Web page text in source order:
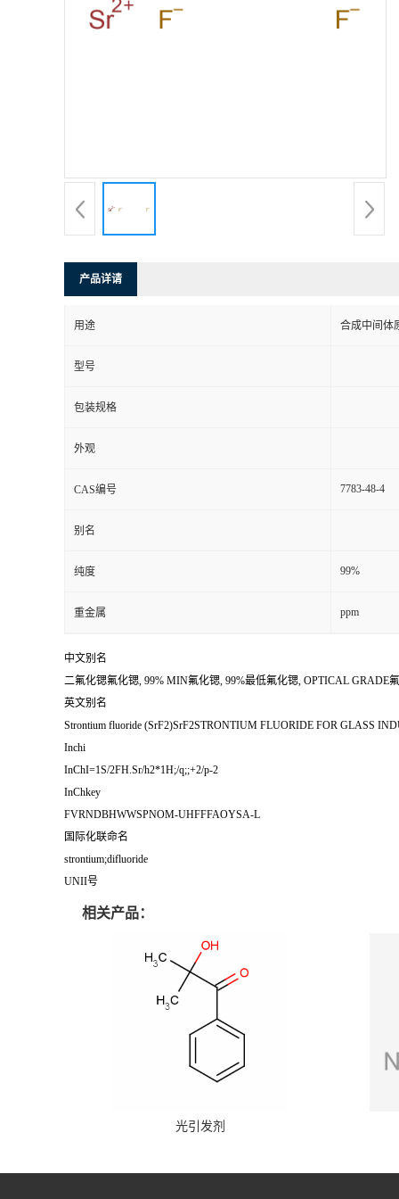
产品详请
用途 合成中间体
型号
包装规格
外观
CAS编号 7783-48-4
别名
纯度 99%
重金属 ppm
中文别名
二氟化锶氟化锶, 99% MIN氟化锶, 99%最低氟化锶, OPTICAL GRADE
英文别名
Strontium fluoride (SrF2)SrF2STRONTIUM FLUORIDE FOR GLASS
Inchi
InChI=1S/2FH.Sr/h2*1H;/q;;+2/p-2
InChkey
FVRNDBHWWSPNOM-UHFFFAOYSA-L
国际化联命名
strontium;difluoride
UNII号
相关产品：
光引发剂